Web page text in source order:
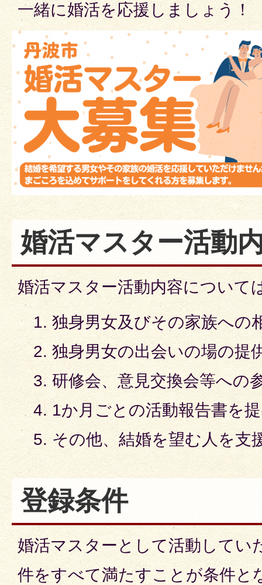
一緒に婚活を応援しましょう！
婚活マスター活動
婚活マスター活動内容について
独身男女及びその家族への
独身男女の出会いの場の提
研修会、意見交換会等への
1か月ごとの活動報告書を
その他、結婚を望む人を支
登録条件
婚活マスターとして活動してい
件をすべて満たすことが条件と